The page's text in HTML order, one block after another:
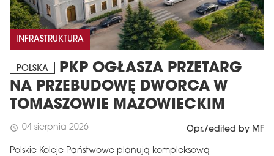
INFRASTRUKTURA
POLSKA
PKP OGŁASZA PRZETARG
NA PRZEBUDOWĘ DWORCA W
TOMASZOWIE MAZOWIECKIM
schedule 04 sierpnia 2026 Opr./edited by MF
Polskie Koleje Państwowe planują kompleksową